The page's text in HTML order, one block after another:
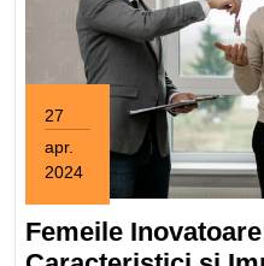
27
apr.
2024
aprilie
2024
Femeile